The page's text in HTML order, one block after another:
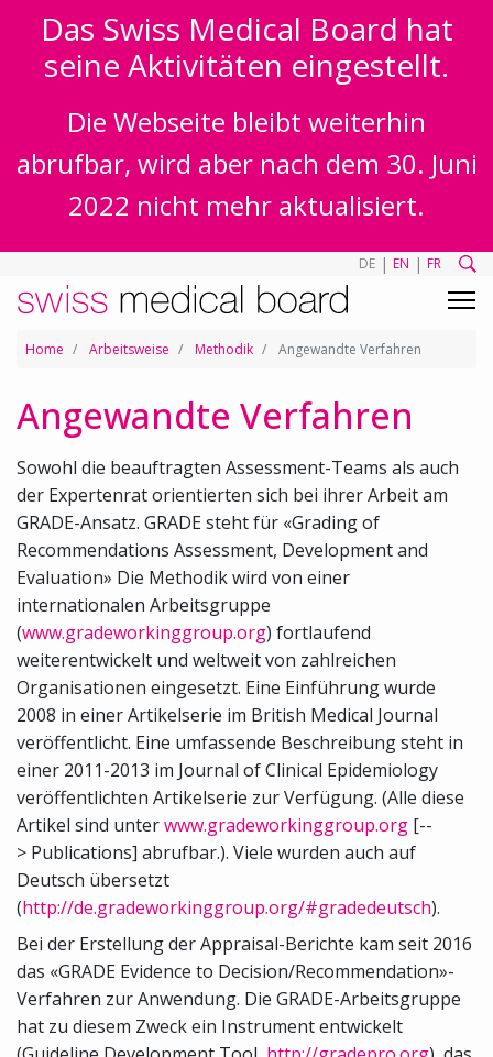
Das Swiss Medical Board hat
seine Aktivitäten eingestellt.
Die Webseite bleibt weiterhin
abrufbar, wird aber nach dem 30. Juni
2022 nicht mehr aktualisiert.
DE | EN | FR
Home Arbeitsweise Methodik Angewandte Verfahren
Angewandte Verfahren
Sowohl die beauftragten Assessment-Teams als auch
der Expertenrat orientierten sich bei ihrer Arbeit am
GRADE-Ansatz. GRADE steht für «Grading of
Recommendations Assessment, Development and
Evaluation» Die Methodik wird von einer
internationalen Arbeitsgruppe
(www.gradeworkinggroup.org) fortlaufend
weiterentwickelt und weltweit von zahlreichen
Organisationen eingesetzt. Eine Einführung wurde
2008 in einer Artikelserie im British Medical Journal
veröffentlicht. Eine umfassende Beschreibung steht in
einer 2011-2013 im Journal of Clinical Epidemiology
veröffentlichten Artikelserie zur Verfügung. (Alle diese
Artikel sind unterwww.gradeworkinggroup.org [--
> Publications] abrufbar.). Viele wurden auch auf
Deutsch übersetzt
(http://de.gradeworkinggroup.org/#gradedeutsch).
Bei der Erstellung der Appraisal-Berichte kam seit 2016
das «GRADE Evidence to Decision/Recommendation»-
Verfahren zur Anwendung. Die GRADE-Arbeitsgruppe
hat zu diesem Zweck ein Instrument entwickelt